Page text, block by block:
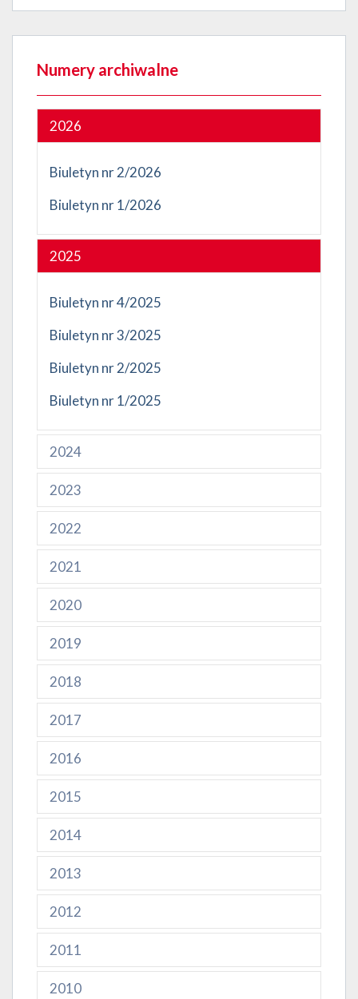
Numery archiwalne
2026
Biuletyn nr 2/2026
Biuletyn nr 1/2026
2025
Biuletyn nr 4/2025
Biuletyn nr 3/2025
Biuletyn nr 2/2025
Biuletyn nr 1/2025
2024
2023
2022
2021
2020
2019
2018
2017
2016
2015
2014
2013
2012
2011
2010